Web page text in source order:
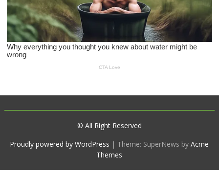
© All Right Reserved
Proudly powered by WordPress | Theme: SuperNews byAcme
Themes